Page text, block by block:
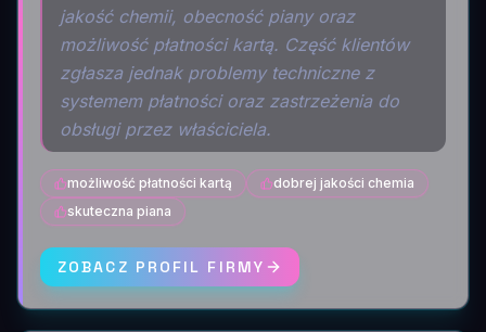
jakość chemii, obecność piany oraz
możliwość płatności kartą. Część klientów
zgłasza jednak problemy techniczne z
systemem płatności oraz zastrzeżenia do
obsługi przez właściciela.
możliwość płatności kartą
dobrej jakości chemia
skuteczna piana
ZOBACZ PROFIL FIRMY